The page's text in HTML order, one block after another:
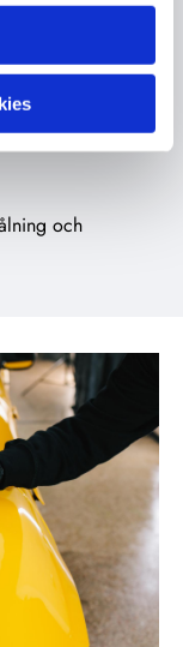
fantastisk
och